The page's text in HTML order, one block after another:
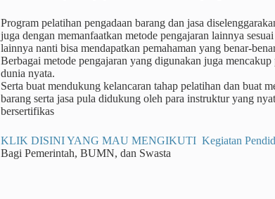
Program pelatihan pengadaan barang dan jasa
juga dengan memanfaatkan metode pengajaran lainnya
lainnya nanti bisa mendapatkan pemahaman yang benar-
Berbagai metode pengajaran yang digunakan juga
dunia nyata.
Serta buat mendukung kelancaran tahap pelatihan dan buat
barang serta jasa pula didukung oleh para instruktur yang
bersertifikas
KLIK DISINI YANG MAU MENGIKUTI Kegiatan
Bagi Pemerintah, BUMN, dan Swasta